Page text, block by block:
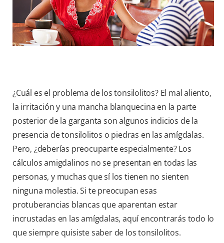
¿Cuál es el problema de los tonsilolitos? El mal aliento,
la irritación y una mancha blanquecina en la parte
posterior de la garganta son algunos indicios de la
presencia de tonsilolitos o piedras en las amígdalas.
Pero, ¿deberías preocuparte especialmente? Los
cálculos amigdalinos no se presentan en todas las
personas, y muchas que sí los tienen no sienten
ninguna molestia. Si te preocupan esas
protuberancias blancas que aparentan estar
incrustadas en las amígdalas, aquí encontrarás todo lo
que siempre quisiste saber de los tonsilolitos.